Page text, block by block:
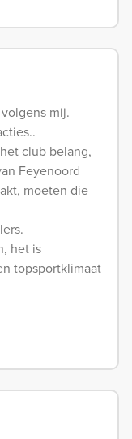
mij.
club belang,
Feyenoord
moeten die
het is
topsportklimaat